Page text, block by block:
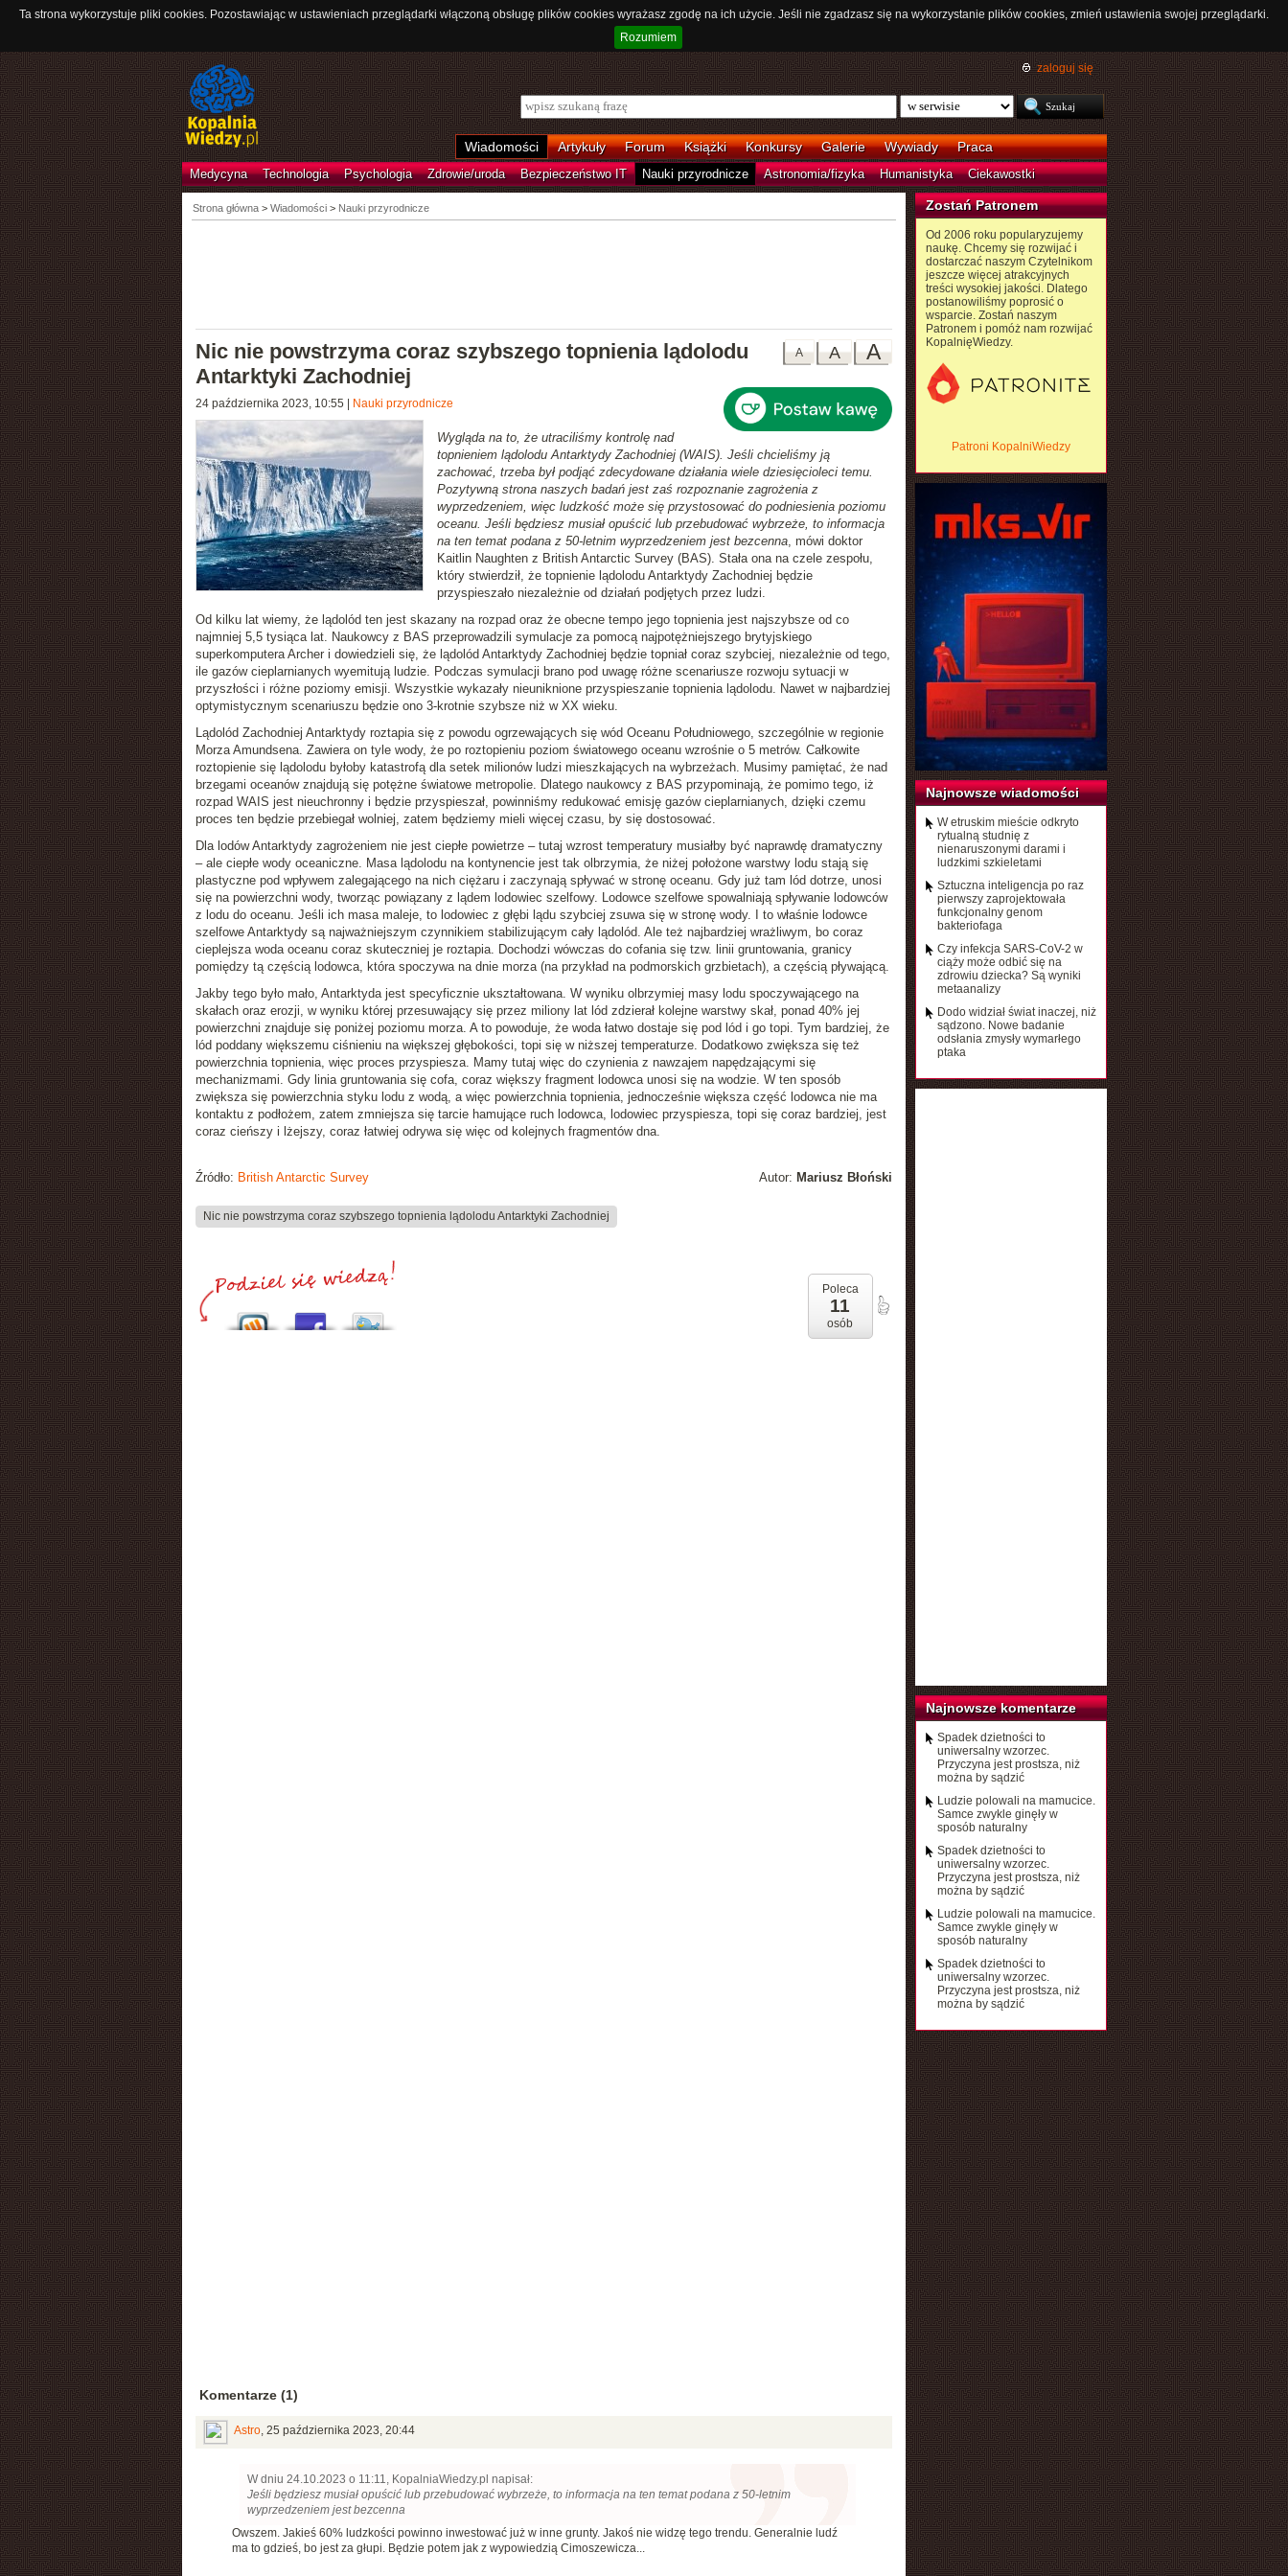
Ta strona wykorzystuje pliki cookies. Pozostawiając w ustawieniach przeglądarki włączoną obsługę plików cookies wyrażasz zgodę na ich użycie. Jeśli nie zgadzasz się na wykorzystanie plików cookies, zmień ustawienia swojej przeglądarki.
Rozumiem
zaloguj się
Wiadomości Artykuły Forum Książki Konkursy Galerie Wywiady Praca
Medycyna Technologia Psychologia Zdrowie/uroda Bezpieczeństwo IT Nauki przyrodnicze Astronomia/fizyka Humanistyka Ciekawostki
Strona główna> Wiadomości > Nauki przyrodnicze
A
A
A
Nic nie powstrzyma coraz szybszego topnienia lądolodu
Antarktyki Zachodniej
24 października 2023, 10:55 Nauki przyrodnicze
Wygląda na to, że utraciliśmy kontrolę nad
topnieniem lądolodu Antarktydy Zachodniej (WAIS). Jeśli chcieliśmy ją
zachować, trzeba był podjąć zdecydowane działania wiele dziesięcioleci temu.
Pozytywną strona naszych badań jest zaś rozpoznanie zagrożenia z
wyprzedzeniem, więc ludzkość może się przystosować do podniesienia poziomu
oceanu. Jeśli będziesz musiał opuścić lub przebudować wybrzeże, to informacja
na ten temat podana z 50-letnim wyprzedzeniem jest bezcenna, mówi doktor
Kaitlin Naughten z British Antarctic Survey (BAS). Stała ona na czele zespołu,
który stwierdził, że topnienie lądolodu Antarktydy Zachodniej będzie
przyspieszało niezależnie od działań podjętych przez ludzi.
Od kilku lat wiemy, że lądolód ten jest skazany na rozpad oraz że obecne tempo jego topnienia jest najszybsze od co
najmniej 5,5 tysiąca lat. Naukowcy z BAS przeprowadzili symulacje za pomocą najpotężniejszego brytyjskiego
superkomputera Archer i dowiedzieli się, że lądolód Antarktydy Zachodniej będzie topniał coraz szybciej, niezależnie od tego,
ile gazów cieplarnianych wyemitują ludzie. Podczas symulacji brano pod uwagę różne scenariusze rozwoju sytuacji w
przyszłości i różne poziomy emisji. Wszystkie wykazały nieuniknione przyspieszanie topnienia lądolodu. Nawet w najbardziej
optymistycznym scenariuszu będzie ono 3-krotnie szybsze niż w XX wieku.
Lądolód Zachodniej Antarktydy roztapia się z powodu ogrzewających się wód Oceanu Południowego, szczególnie w regionie
Morza Amundsena. Zawiera on tyle wody, że po roztopieniu poziom światowego oceanu wzrośnie o 5 metrów. Całkowite
roztopienie się lądolodu byłoby katastrofą dla setek milionów ludzi mieszkających na wybrzeżach. Musimy pamiętać, że nad
brzegami oceanów znajdują się potężne światowe metropolie. Dlatego naukowcy z BAS przypominają, że pomimo tego, iż
rozpad WAIS jest nieuchronny i będzie przyspieszał, powinniśmy redukować emisję gazów cieplarnianych, dzięki czemu
proces ten będzie przebiegał wolniej, zatem będziemy mieli więcej czasu, by się dostosować.
Dla lodów Antarktydy zagrożeniem nie jest ciepłe powietrze – tutaj wzrost temperatury musiałby być naprawdę dramatyczny
– ale ciepłe wody oceaniczne. Masa lądolodu na kontynencie jest tak olbrzymia, że niżej położone warstwy lodu stają się
plastyczne pod wpływem zalegającego na nich ciężaru i zaczynają spływać w stronę oceanu. Gdy już tam lód dotrze, unosi
się na powierzchni wody, tworząc powiązany z lądem lodowiec szelfowy. Lodowce szelfowe spowalniają spływanie lodowców
z lodu do oceanu. Jeśli ich masa maleje, to lodowiec z głębi lądu szybciej zsuwa się w stronę wody. I to właśnie lodowce
szelfowe Antarktydy są najważniejszym czynnikiem stabilizującym cały lądolód. Ale też najbardziej wrażliwym, bo coraz
cieplejsza woda oceanu coraz skuteczniej je roztapia. Dochodzi wówczas do cofania się tzw. linii gruntowania, granicy
pomiędzy tą częścią lodowca, która spoczywa na dnie morza (na przykład na podmorskich grzbietach), a częścią pływającą.
Jakby tego było mało, Antarktyda jest specyficznie ukształtowana. W wyniku olbrzymiej masy lodu spoczywającego na
skałach oraz erozji, w wyniku której przesuwający się przez miliony lat lód zdzierał kolejne warstwy skał, ponad 40% jej
powierzchni znajduje się poniżej poziomu morza. A to powoduje, że woda łatwo dostaje się pod lód i go topi. Tym bardziej, że
lód poddany większemu ciśnieniu na większej głębokości, topi się w niższej temperaturze. Dodatkowo zwiększa się też
powierzchnia topnienia, więc proces przyspiesza. Mamy tutaj więc do czynienia z nawzajem napędzającymi się
mechanizmami. Gdy linia gruntowania się cofa, coraz większy fragment lodowca unosi się na wodzie. W ten sposób
zwiększa się powierzchnia styku lodu z wodą, a więc powierzchnia topnienia, jednocześnie większa część lodowca nie ma
kontaktu z podłożem, zatem zmniejsza się tarcie hamujące ruch lodowca, lodowiec przyspiesza, topi się coraz bardziej, jest
coraz cieńszy i lżejszy, coraz łatwiej odrywa się więc od kolejnych fragmentów dna.
Autor: Mariusz Błoński
Źródło: British Antarctic Survey
Nic nie powstrzyma coraz szybszego topnienia lądolodu Antarktyki Zachodniej
Poleca
11
osób
Komentarze (1)
Astro, 25 października 2023, 20:44
W dniu 24.10.2023 o 11:11, KopalniaWiedzy.pl napisał:
Jeśli będziesz musiał opuścić lub przebudować wybrzeże, to informacja na ten temat podana z 50-letnim
wyprzedzeniem jest bezcenna
Owszem. Jakieś 60% ludzkości powinno inwestować już w inne grunty. Jakoś nie widzę tego trendu. Generalnie ludź
ma to gdzieś, bo jest za głupi. Będzie potem jak z wypowiedzią Cimoszewicza...
Zostań Patronem
Od 2006 roku popularyzujemy
naukę. Chcemy się rozwijać i
dostarczać naszym Czytelnikom
jeszcze więcej atrakcyjnych
treści wysokiej jakości. Dlatego
postanowiliśmy poprosić o
wsparcie. Zostań naszym
Patronem i pomóż nam rozwijać
KopalnięWiedzy.
Patroni KopalniWiedzy
Najnowsze wiadomości
W etruskim mieście odkryto
rytualną studnię z
nienaruszonymi darami i
ludzkimi szkieletami
Sztuczna inteligencja po raz
pierwszy zaprojektowała
funkcjonalny genom
bakteriofaga
Czy infekcja SARS-CoV-2 w
ciąży może odbić się na
zdrowiu dziecka? Są wyniki
metaanalizy
Dodo widział świat inaczej, niż
sądzono. Nowe badanie
odsłania zmysły wymarłego
ptaka
Najnowsze komentarze
Spadek dzietności to
uniwersalny wzorzec.
Przyczyna jest prostsza, niż
można by sądzić
Ludzie polowali na mamucice.
Samce zwykle ginęły w
sposób naturalny
Spadek dzietności to
uniwersalny wzorzec.
Przyczyna jest prostsza, niż
można by sądzić
Ludzie polowali na mamucice.
Samce zwykle ginęły w
sposób naturalny
Spadek dzietności to
uniwersalny wzorzec.
Przyczyna jest prostsza, niż
można by sądzić